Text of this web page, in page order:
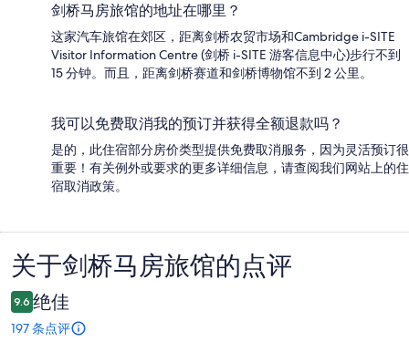
剑桥马房旅馆的地址在哪里？
这家汽车旅馆在郊区，距离剑桥农贸市场和Cambridge i-SITE
Visitor Information Centre (剑桥 i-SITE 游客信息中心)步行不到
15 分钟。而且，距离剑桥赛道和剑桥博物馆不到 2 公里。
我可以免费取消我的预订并获得全额退款吗？
是的，此住宿部分房价类型提供免费取消服务，因为灵活预订很
重要！有关例外或要求的更多详细信息，请查阅我们网站上的住
宿取消政策。
点
评
关于剑桥马房旅馆的点评
9.6 绝佳
197 条点评